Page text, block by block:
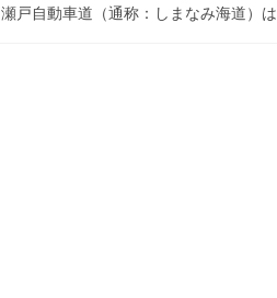
瀬戸自動車道（通称：しまなみ海道）